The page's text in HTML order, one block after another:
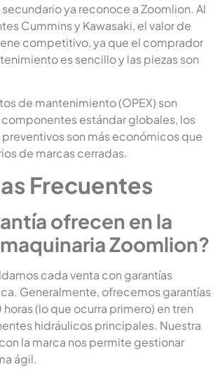
ya reconoce a Zoomlion. Al
Cummins y Kawasaki, el valor de
competitivo, ya que el comprador
es sencillo y las piezas son
de mantenimiento (OPEX) son
componentes estándar globales, los
son más económicos que
de marcas cerradas.
Frecuentes
ofrecen en la
Zoomlion?
cada venta con garantías
Generalmente, ofrecemos garantías
(lo que ocurra primero) en tren
hidráulicos principales. Nuestra
la marca nos permite gestionar
ágil.